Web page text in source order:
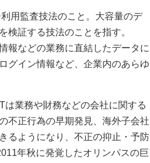
用監査技法のこと。大容量のデ
検証する技法のことを指す。
報などの業務に直結したデータに
グイン情報など、企業内のあらゆ
業務や財務などの会社に関する
不正行為の早期発見、海外子会社
るようになり、不正の抑止・予防
年秋に発覚したオリンパスの巨